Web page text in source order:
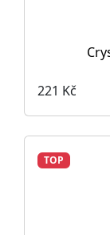
221 Kč
TOP